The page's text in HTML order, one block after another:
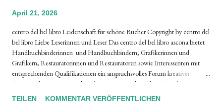
April 21, 2026
centro del bel libro Leidenschaft für schöne Bücher Copyright by centro del
bel libro Liebe Leserinnen und Leser Das centro del bel libro ascona bietet
Handbuchbinderinnen und Handbuchbindern, Grafikerinnen und
Grafikern, Restauratorinnen und Restauratoren sowie Interessenten mit
entsprechenden Qualifikationen ein anspruchsvolles Forum kreativer
Auseinandersetzung in technischer wie in gestalterischer Hinsicht. Die
Kursteilnehmenden können sich nach internationalen Methoden und
TEILEN
KOMMENTAR VERÖFFENTLICHEN